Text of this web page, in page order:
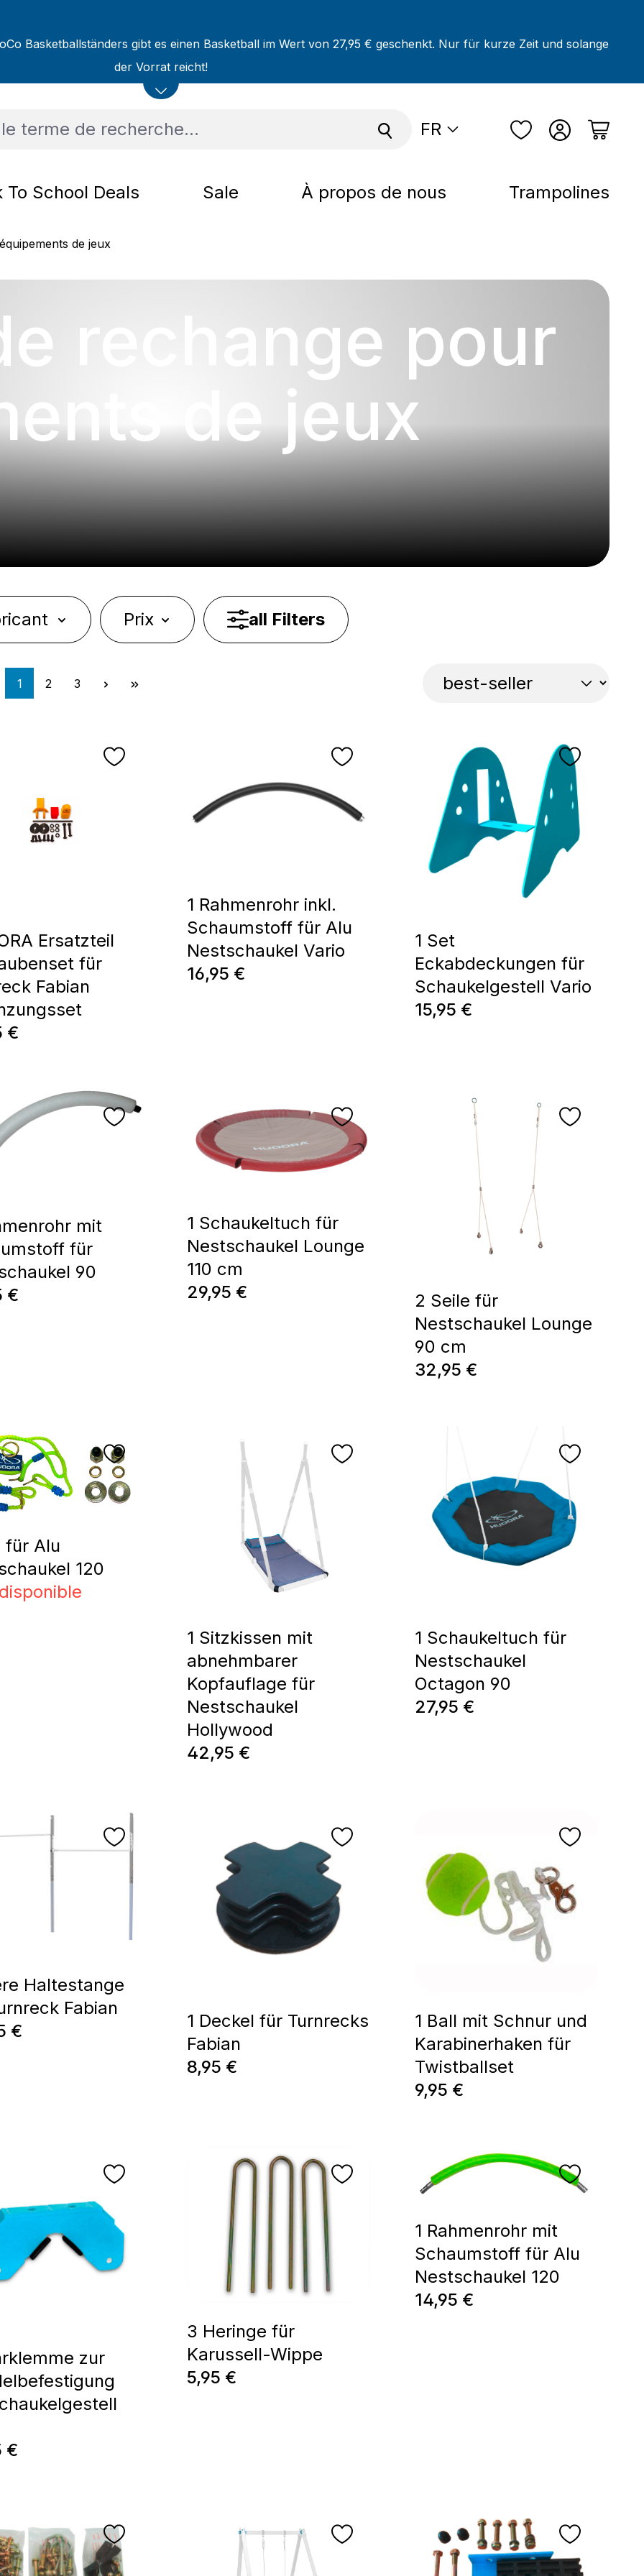
Basketballständers gibt es einen Basketball im Wert von 27,95 € geschenkt. Nur für kurze Zeit und solange
der Vorrat reicht!
FR
To School Deals Sale À propos de nous Trampolines
de jeux
rechange pour
de jeux
Prix all Filters
Page
1 Page
2 Page
3
Ersatzteil
für
Fabian
:
€
1 Rahmenrohr inkl.
Schaumstoff für Alu
Nestschaukel Vario
Prix régulier :
16,95 €
1 Set
Eckabdeckungen für
Schaukelgestell Vario
Prix régulier :
15,95 €
mit
für
90
:
€
1 Schaukeltuch für
Nestschaukel Lounge
110 cm
Prix régulier :
29,95 €
2 Seile für
Nestschaukel Lounge
90 cm
Prix régulier :
32,95 €
für Alu
120
1 Sitzkissen mit
abnehmbarer
Kopfauflage für
Nestschaukel
Hollywood
Prix régulier :
42,95 €
1 Schaukeltuch für
Nestschaukel
Octagon 90
Prix régulier :
27,95 €
Haltestange
Fabian
:
€
1 Deckel für Turnrecks
Fabian
Prix régulier :
8,95 €
1 Ball mit Schnur und
Karabinerhaken für
Twistballset
Prix régulier :
9,95 €
zur
:
€
3 Heringe für
Karussell-Wippe
Prix régulier :
5,95 €
1 Rahmenrohr mit
Schaumstoff für Alu
Nestschaukel 120
Prix régulier :
14,95 €